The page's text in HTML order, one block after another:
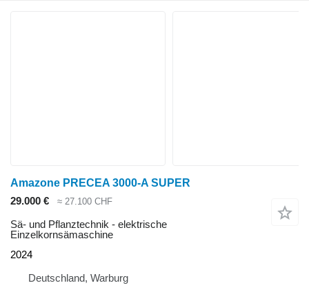
Amazone PRECEA 3000-A SUPER
29.000 €
≈ 27.100 CHF
Sä- und Pflanztechnik - elektrische
Einzelkornsämaschine
2024
Deutschland, Warburg